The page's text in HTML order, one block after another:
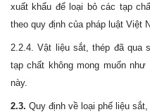
xuất khẩu để loại bỏ các tạp
theo quy định của pháp luật Việt
2.2.4. Vật liệu sắt, thép đã qua
tạp chất không mong muốn
này.
2.3. Quy định về loại phế liệu